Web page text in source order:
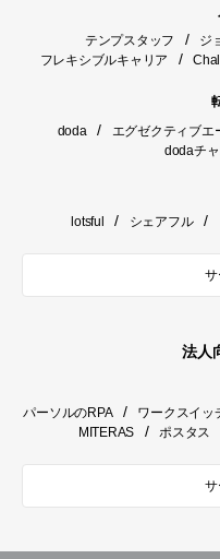
テンプスタッフ
/ ジ
フレキシブルキャリア /
doda
/ エグゼクティブエ
dodaチ
lotsful
/ シェアフル /
法人
パーソルのRPA
/ ワークスイッ
MITERAS / ポスタス